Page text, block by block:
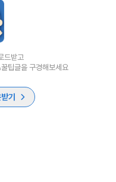
드받고
팁글을 구경해보세요
기